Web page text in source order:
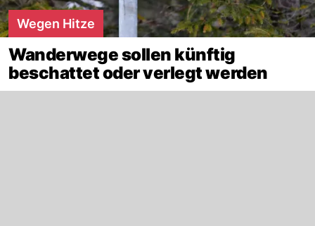
Wegen Hitze
Wanderwege sollen künftig
beschattet oder verlegt werden